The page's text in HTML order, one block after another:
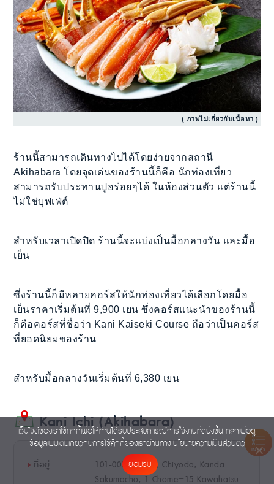
( ภาพไม่เกี่ยวกับเนื้อหา )
ร้านนี้สามารถเดินทางไปได้โดยง่ายจากสถานี
Akihabara โดยจุดเด่นของร้านนี้ก็คือ นักท่องเที่ยว
สามารถรับประทานปูอร่อยๆได้ ในห้องส่วนตัว แต่ร้านนี้
ไม่ใช่บุฟเฟ่ต์
สำหรับเวลาเปิดปิด ร้านนี้จะแบ่งเป็นมื้อกลางวัน และมื้อ
เย็น
ซึ่งร้านนี้ก็มีหลายคอร์สให้นักท่องเที่ยวได้เลือกโดยมื้อ
เย็นราคาเริ่มต้นที่ 9,900 เยน ซึ่งคอร์สแนะนำของร้านนี้
ก็คือคอร์สที่ชื่อว่า Kani Kaiseki Course ถือว่าเป็นคอร์ส
ที่ยอดนิยมของร้าน
สำหรับมื้อกลางวันเริ่มต้นที่ 6,380 เยน
Kani Ichi (Akihabara)
ที่อยู่
101-0025 Tokyo, Chiyoda, Kanda
Sakumacho, 1 Chome−15 Kawahatsu
INDEX
เว็บไซต์ของเราใช้คุกกี้เพื่อให้ท่านได้รับประสบการณ์การใช้งานที่ดียิ่งขึ้น คลิกเพื่อดู
ข้อมูลเพิ่มเติมเกี่ยวกับการใช้คุ๊กกี้ของเราผ่านทาง นโยบายความเป็นส่วนตัว
ยอมรับ